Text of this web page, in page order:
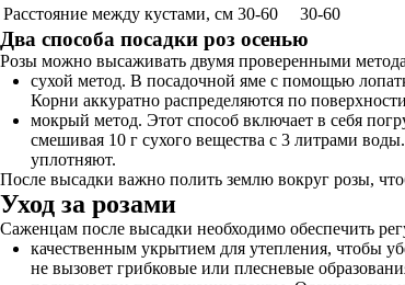
Расстояние между кустами, см 30-60 30-60
Два способа посадки роз осенью
Розы можно высаживать двумя проверенными
сухой метод. В посадочной яме с помощью
Корни аккуратно распределяются по
мокрый метод. Этот способ включает в себя
смешивая 10 г сухого вещества с 3 литрами
уплотняют.
После высадки важно полить землю вокруг розы,
Уход за розами
Саженцам после высадки необходимо обеспечить
качественным укрытием для утепления, чтобы
не вызовет грибковые или плесневые